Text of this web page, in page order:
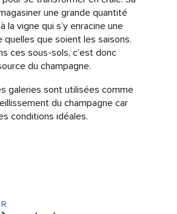
une grande quantité
la vigne qui s’y enracine une
quelles que soient les saisons.
ces sous-sols, c’est donc
du champagne.
galeries sont utilisées comme
du champagne car
conditions idéales.